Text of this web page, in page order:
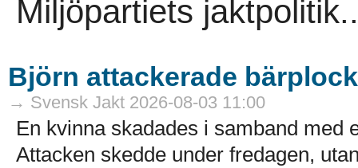
Miljöpartiets
Björn attackerade
→ Svensk Jakt 2026-08-03 11:00
En kvinna skadades i samband med
Attacken skedde under fredagen,